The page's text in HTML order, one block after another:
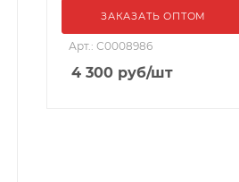
ЗАКАЗАТЬ ОПТОМ
Арт.: С0008986
4 300 руб/шт